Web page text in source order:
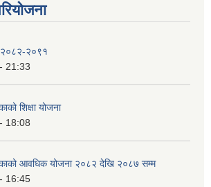
२०८२-२०९१
21:33
शिक्षा योजना
18:08
आवधिक योजना २०८२ देखि २०८७ सम्म
16:45